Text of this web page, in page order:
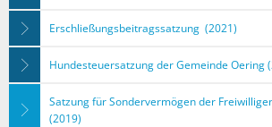
Erschließungsbeitragssatzung (2021)
Hundesteuersatzung der Gemeinde Oering
Satzung für Sondervermögen der
(2019)